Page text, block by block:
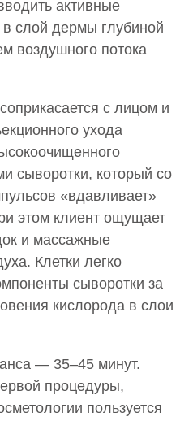
активные
слой дермы глубиной
воздушного потока
с лицом и
ухода
сыворотки, который со
«вдавливает»
этом клиент ощущает
и массажные
Клетки легко
сыворотки за
кислорода в слои
— 35–45 минут.
процедуры,
пользуется